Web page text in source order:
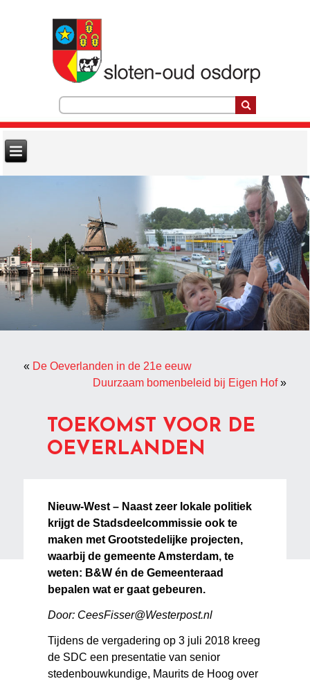
« De Oeverlanden in de 21e eeuw
Duurzaam bomenbeleid bij Eigen Hof»
TOEKOMST VOOR DE
OEVERLANDEN
Nieuw-West – Naast zeer lokale politiek
krijgt de Stadsdeelcommissie ook te
maken met Grootstedelijke projecten,
waarbij de gemeente Amsterdam, te
weten: B&W én de Gemeenteraad
bepalen wat er gaat gebeuren.
Door: CeesFisser@Westerpost.nl
Tijdens de vergadering op 3 juli 2018 kreeg
de SDC een presentatie van senior
stedenbouwkundige, Maurits de Hoog over